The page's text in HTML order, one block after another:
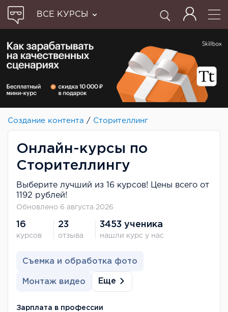
ВСЕ КУРСЫ
Создание контента / Сторителлинг
Онлайн-курсы по
Сторителлингу
Выберите лучший из 16 курсов! Цены всего от
1192 рублей!
Обновлено 6 августа 2026
16
курсов
23
отзыва
3453 ученика
нашли курс у нас
Съемка и обработка фото
Монтаж видео Еще
Зарплата в профессии